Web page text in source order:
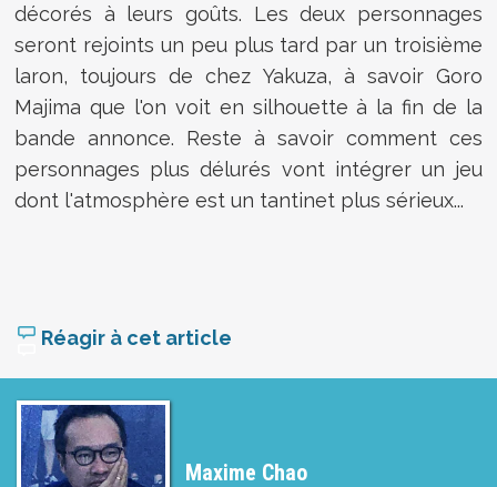
décorés à leurs goûts. Les deux personnages
seront rejoints un peu plus tard par un troisième
laron, toujours de chez Yakuza, à savoir Goro
Majima que l'on voit en silhouette à la fin de la
bande annonce. Reste à savoir comment ces
personnages plus délurés vont intégrer un jeu
dont l'atmosphère est un tantinet plus sérieux...
Réagir à cet article
Maxime Chao